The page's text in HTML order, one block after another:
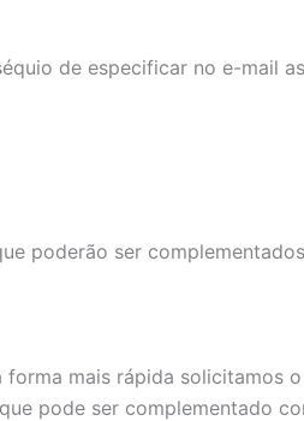
de especificar no e-mail
poderão ser
mais rápida
pode ser complementado